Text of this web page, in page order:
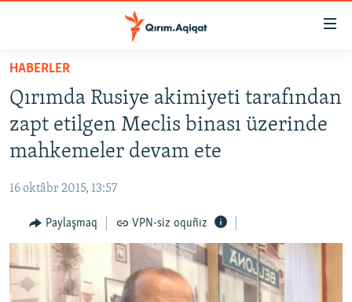
Esas
qaytmaq
Baş
navigatsiyağa
qaytmaq
Qıdıruvğa
HABERLER
SİYASET
İQTİSADİYAT
MEDENİYET
İNSAN AQLARI
SÜRET
HABERLER
Qırımda Rusiye akimiyeti tarafından
zapt etilgen Meclis binası üzerinde
mahkemeler devam ete
16 oktâbr 2015, 13:57
Paylaşmaq VPN-siz oquñız